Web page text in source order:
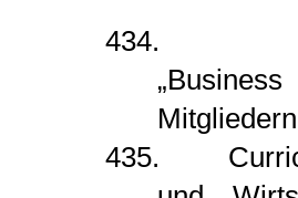
434.
Mitgliedern
435.